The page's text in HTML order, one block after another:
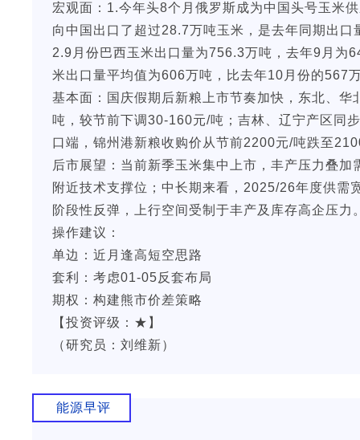
宏观面：1.今年头8个月俄罗斯成为中国头号玉米
向中国出口了超过28.7万吨玉米，是去年同期出口
2.9月份巴西玉米出口量为756.3万吨，去年9月
米出口量平均值为606万吨，比去年10月份的567
基本面：国庆假期后新粮上市节奏加快，东北、
吨，较节前下调30-160元/吨；吉林、辽宁产区同
口端，锦州港新粮收购价从节前2200元/吨跌至
后市展望：当前新季玉米集中上市，丰产压力叠
附近技术支撑位；中长期来看，2025/26年度供需
阶段性反弹，上行空间受制于丰产及库存高企压力
操作建议：
单边：近月逢高短空思路
套利：考虑01-05反套布局
期权：构建熊市价差策略
【投资评级：★】
（研究员：刘维新）
能源早评